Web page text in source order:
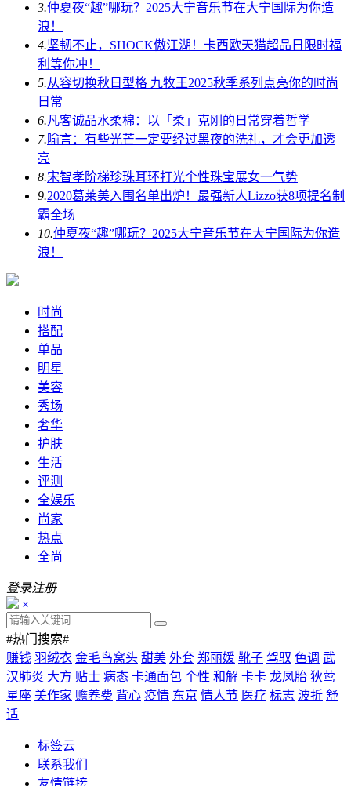
3.仲夏夜“趣”哪玩？2025大宁音乐节在大宁国际为你造
浪！
4.坚韧不止，SHOCK傲江湖！卡西欧天猫超品日限时福
利等你冲！
5.从容切换秋日型格 九牧王2025秋季系列点亮你的时尚
日常
6.凡客诚品水柔棉：以「柔」克刚的日常穿着哲学
7.喻言：有些光芒一定要经过黑夜的洗礼，才会更加透
亮
8.宋智孝阶梯珍珠耳环打光个性珠宝展女一气势
9.2020葛莱美入围名单出炉！最强新人Lizzo获8项提名制
霸全场
10.仲夏夜“趣”哪玩？2025大宁音乐节在大宁国际为你造
浪！
时尚
搭配
单品
明星
美容
秀场
奢华
护肤
生活
评测
全娱乐
尚家
热点
全尚
登录注册
×
#热门搜索#
赚钱 羽绒衣 金毛鸟窝头 甜美 外套 郑丽媛 靴子 驾驭 色调 武
汉肺炎 大方 贴士 病态 卡通面包 个性 和解 卡卡 龙凤胎 狄莺
星座 美作家 赡养费 背心 疫情 东京 情人节 医疗 标志 波折 舒
适
标签云
联系我们